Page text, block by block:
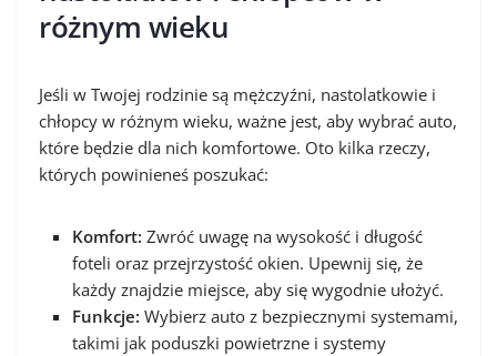
różnym wieku
Jeśli w Twojej rodzinie są mężczyźni, nastolatkowie i
chłopcy w różnym wieku, ważne jest, aby wybrać auto,
które będzie dla nich komfortowe. Oto kilka rzeczy,
których powinieneś poszukać:
Komfort: Zwróć uwagę na wysokość i długość
foteli oraz przejrzystość okien. Upewnij się, że
każdy znajdzie miejsce, aby się wygodnie ułożyć.
Funkcje: Wybierz auto z bezpiecznymi systemami,
takimi jak poduszki powietrzne i systemy